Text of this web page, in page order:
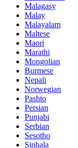
Malagasy
Malay
Malayalam
Maltese
Maori
Marathi
Mongolian
Burmese
Nepali
Norwegian
Pashto
Persian
Punjabi
Serbian
Sesotho
Sinhala